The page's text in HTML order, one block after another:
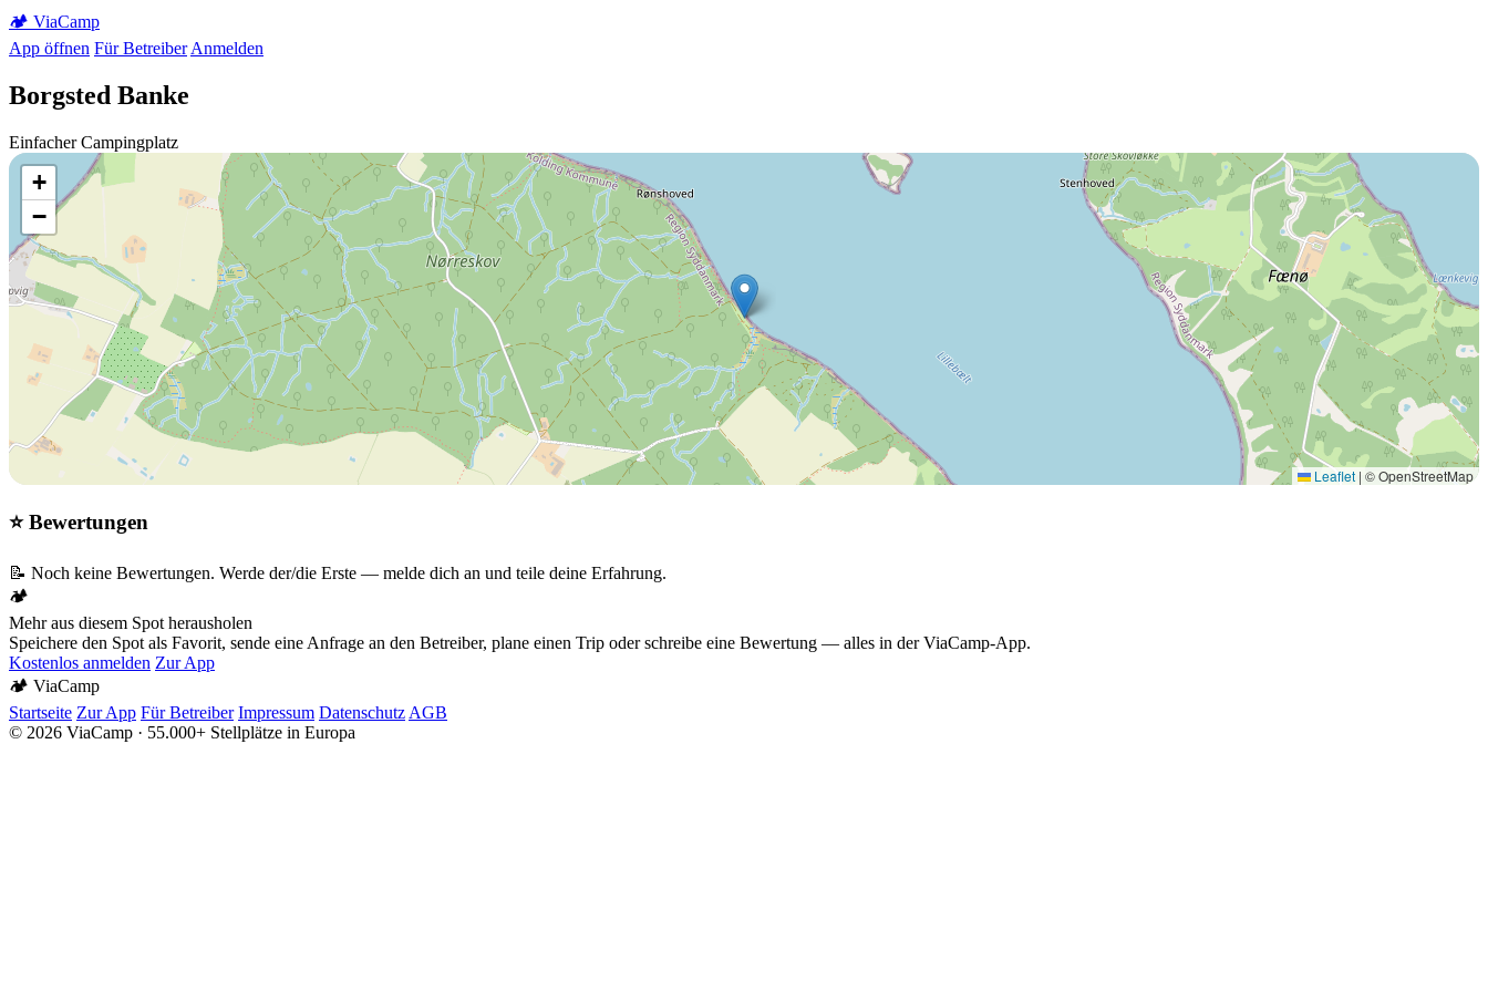
🏕️ ViaCamp
App öffnen Für Betreiber Anmelden
Borgsted Banke
Einfacher Campingplatz
+
−
Leaflet | © OpenStreetMap
⭐ Bewertungen
📝 Noch keine Bewertungen. Werde der/die Erste — melde dich an und teile deine Erfahrung.
🏕️
Mehr aus diesem Spot herausholen
Speichere den Spot als Favorit, sende eine Anfrage an den Betreiber, plane einen Trip oder schreibe eine Bewertung — alles in der ViaCamp-App.
Kostenlos anmelden Zur App
🏕️ ViaCamp
Startseite Zur App Für Betreiber Impressum Datenschutz AGB
© 2026 ViaCamp · 55.000+ Stellplätze in Europa